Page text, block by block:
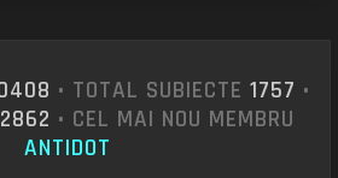
• TOTAL SUBIECTE 1757 •
2862 • CEL MAI NOU MEMBRU
ANTIDOT